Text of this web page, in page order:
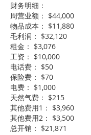
财务明细：
周营业额： $44,000
物品成本： $11,880
毛利润： $32,120
租金： $3,076
工资： $10,000
电话费： $50
保险费： $70
电费： $1,000
天然气费： $215
其他费用1： $3,960
其他费用2： $3,500
总开销： $21,871